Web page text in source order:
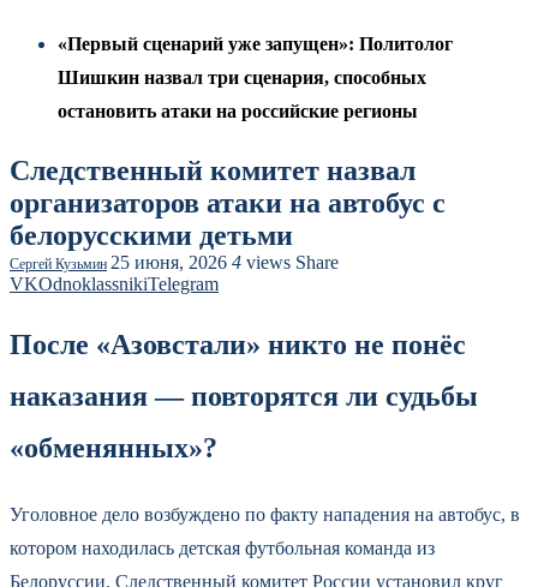
«Первый сценарий уже запущен»: Политолог
Шишкин назвал три сценария, способных
остановить атаки на российские регионы
Следственный комитет назвал
организаторов атаки на автобус с
белорусскими детьми
Сергей Кузьмин 25 июня, 2026 4 views Share
VKOdnoklassnikiTelegram
После «Азовстали» никто не понёс
наказания — повторятся ли судьбы
«обменянных»?
Уголовное дело возбуждено по факту нападения на автобус, в
котором находилась детская футбольная команда из
Белоруссии. Следственный комитет России установил круг